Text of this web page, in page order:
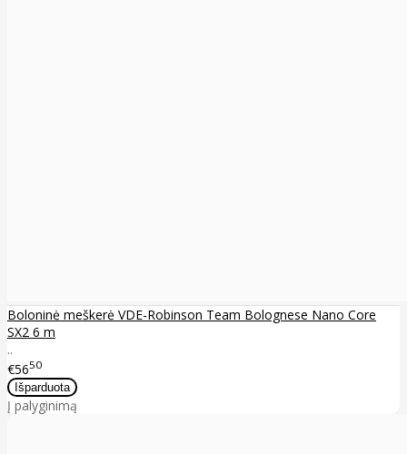
Boloninė meškerė VDE-Robinson Team Bolognese Nano Core
SX2 6 m
..
€5650
Į palyginimą